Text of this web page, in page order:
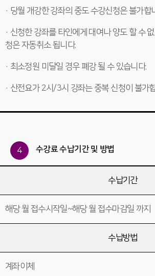
· 당월 개강한 강좌의 중도 수강신청은 불가합
· 신청한 강좌를 타인에게 대여나 양도 할 수
청은 자동취소 됩니다.
· 최소정원 미달일 경우 폐강 될 수 있습니다.
· 산전요가 2시/3시 강좌는 중복 신청이 불가
4 수강료 수납기간 및 방법
수납기간
해당 월 접수시작일~해당 월 접수마감일 까지
수납방법
계좌이체